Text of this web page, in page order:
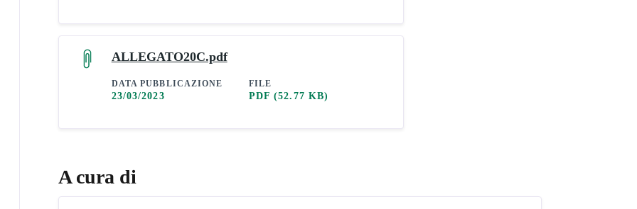
ALLEGATO20C.pdf
DATA PUBBLICAZIONE
23/03/2023
FILE
PDF(52.77 KB)
A cura di